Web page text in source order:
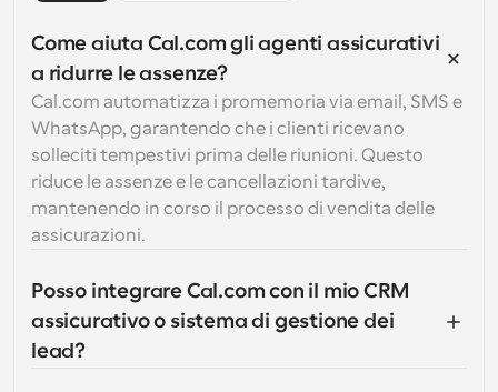
Come aiuta Cal.com gli agenti assicurativi
a ridurre le assenze?
Cal.com automatizza i promemoria via email, SMS e
WhatsApp, garantendo che i clienti ricevano
solleciti tempestivi prima delle riunioni. Questo
riduce le assenze e le cancellazioni tardive,
mantenendo in corso il processo di vendita delle
assicurazioni.
Posso integrare Cal.com con il mio CRM
assicurativo o sistema di gestione dei
lead?